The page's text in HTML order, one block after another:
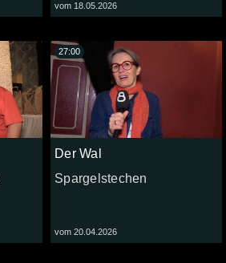
vom 18.05.2026
Der Wal
Spargelstechen
vom 20.04.2026
27:00